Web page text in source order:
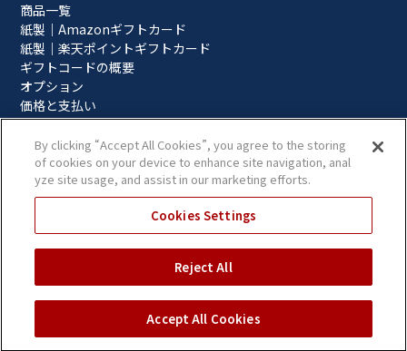
商品一覧
紙製｜Amazonギフトカード
紙製｜楽天ポイントギフトカード
ギフトコードの概要
オプション
価格と支払い
サービス利用の流れ
お役立ち情報
お役立ち資料
導入事例
プライバシーポリシー
当ウェブサイトのご利用にあたって
CONTACT
見積依頼
By clicking “Accept All Cookies”, you agree to the storing
of cookies on your device to enhance site navigation, anal
yze site usage, and assist in our marketing efforts.
Cookies Settings
Reject All
Accept All Cookies